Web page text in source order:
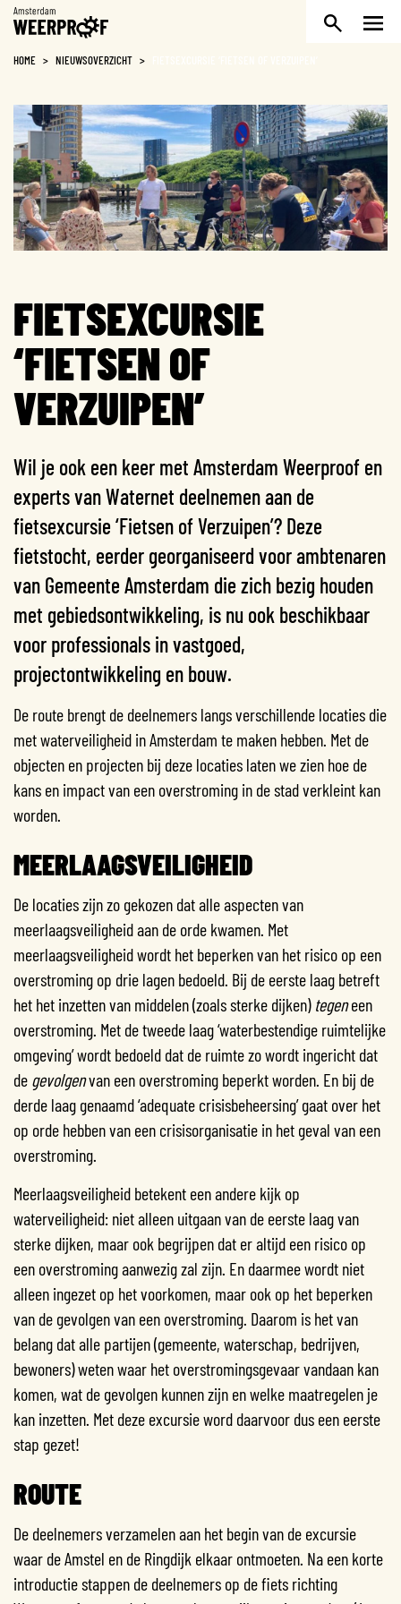
Weerproof
HOME > NIEUWSOVERZICHT >
FIETSEXCURSIE
‘FIETSEN OF
VERZUIPEN’
Wil je ook een keer met Amsterdam Weerproof en
experts van Waternet deelnemen aan de
fietsexcursie ‘Fietsen of Verzuipen’? Deze
fietstocht, eerder georganiseerd voor ambtenaren
van Gemeente Amsterdam die zich bezig houden
met gebiedsontwikkeling, is nu ook beschikbaar
voor professionals in vastgoed,
projectontwikkeling en bouw.
De route brengt de deelnemers langs verschillende locaties die
met waterveiligheid in Amsterdam te maken hebben. Met de
objecten en projecten bij deze locaties laten we zien hoe de
kans en impact van een overstroming in de stad verkleint kan
worden.
MEERLAAGSVEILIGHEID
De locaties zijn zo gekozen dat alle aspecten van
meerlaagsveiligheid aan de orde kwamen. Met
meerlaagsveiligheid wordt het beperken van het risico op een
overstroming op drie lagen bedoeld. Bij de eerste laag betreft
het het inzetten van middelen (zoals sterke dijken) tegeneen
overstroming. Met de tweede laag ‘waterbestendige ruimtelijke
omgeving’ wordt bedoeld dat de ruimte zo wordt ingericht dat
de gevolgenvan een overstroming beperkt worden. En bij de
derde laag genaamd ‘adequate crisisbeheersing’ gaat over het
op orde hebben van een crisisorganisatie in het geval van een
overstroming.
Meerlaagsveiligheid betekent een andere kijk op
waterveiligheid: niet alleen uitgaan van de eerste laag van
sterke dijken, maar ook begrijpen dat er altijd een risico op
een overstroming aanwezig zal zijn. En daarmee wordt niet
alleen ingezet op het voorkomen, maar ook op het beperken
van de gevolgen van een overstroming. Daarom is het van
belang dat alle partijen (gemeente, waterschap, bedrijven,
bewoners) weten waar het overstromingsgevaar vandaan kan
komen, wat de gevolgen kunnen zijn en welke maatregelen je
kan inzetten. Met deze excursie word daarvoor dus een eerste
stap gezet!
ROUTE
De deelnemers verzamelen aan het begin van de excursie
waar de Amstel en de Ringdijk elkaar ontmoeten. Na een korte
introductie stappen de deelnemers op de fiets richting